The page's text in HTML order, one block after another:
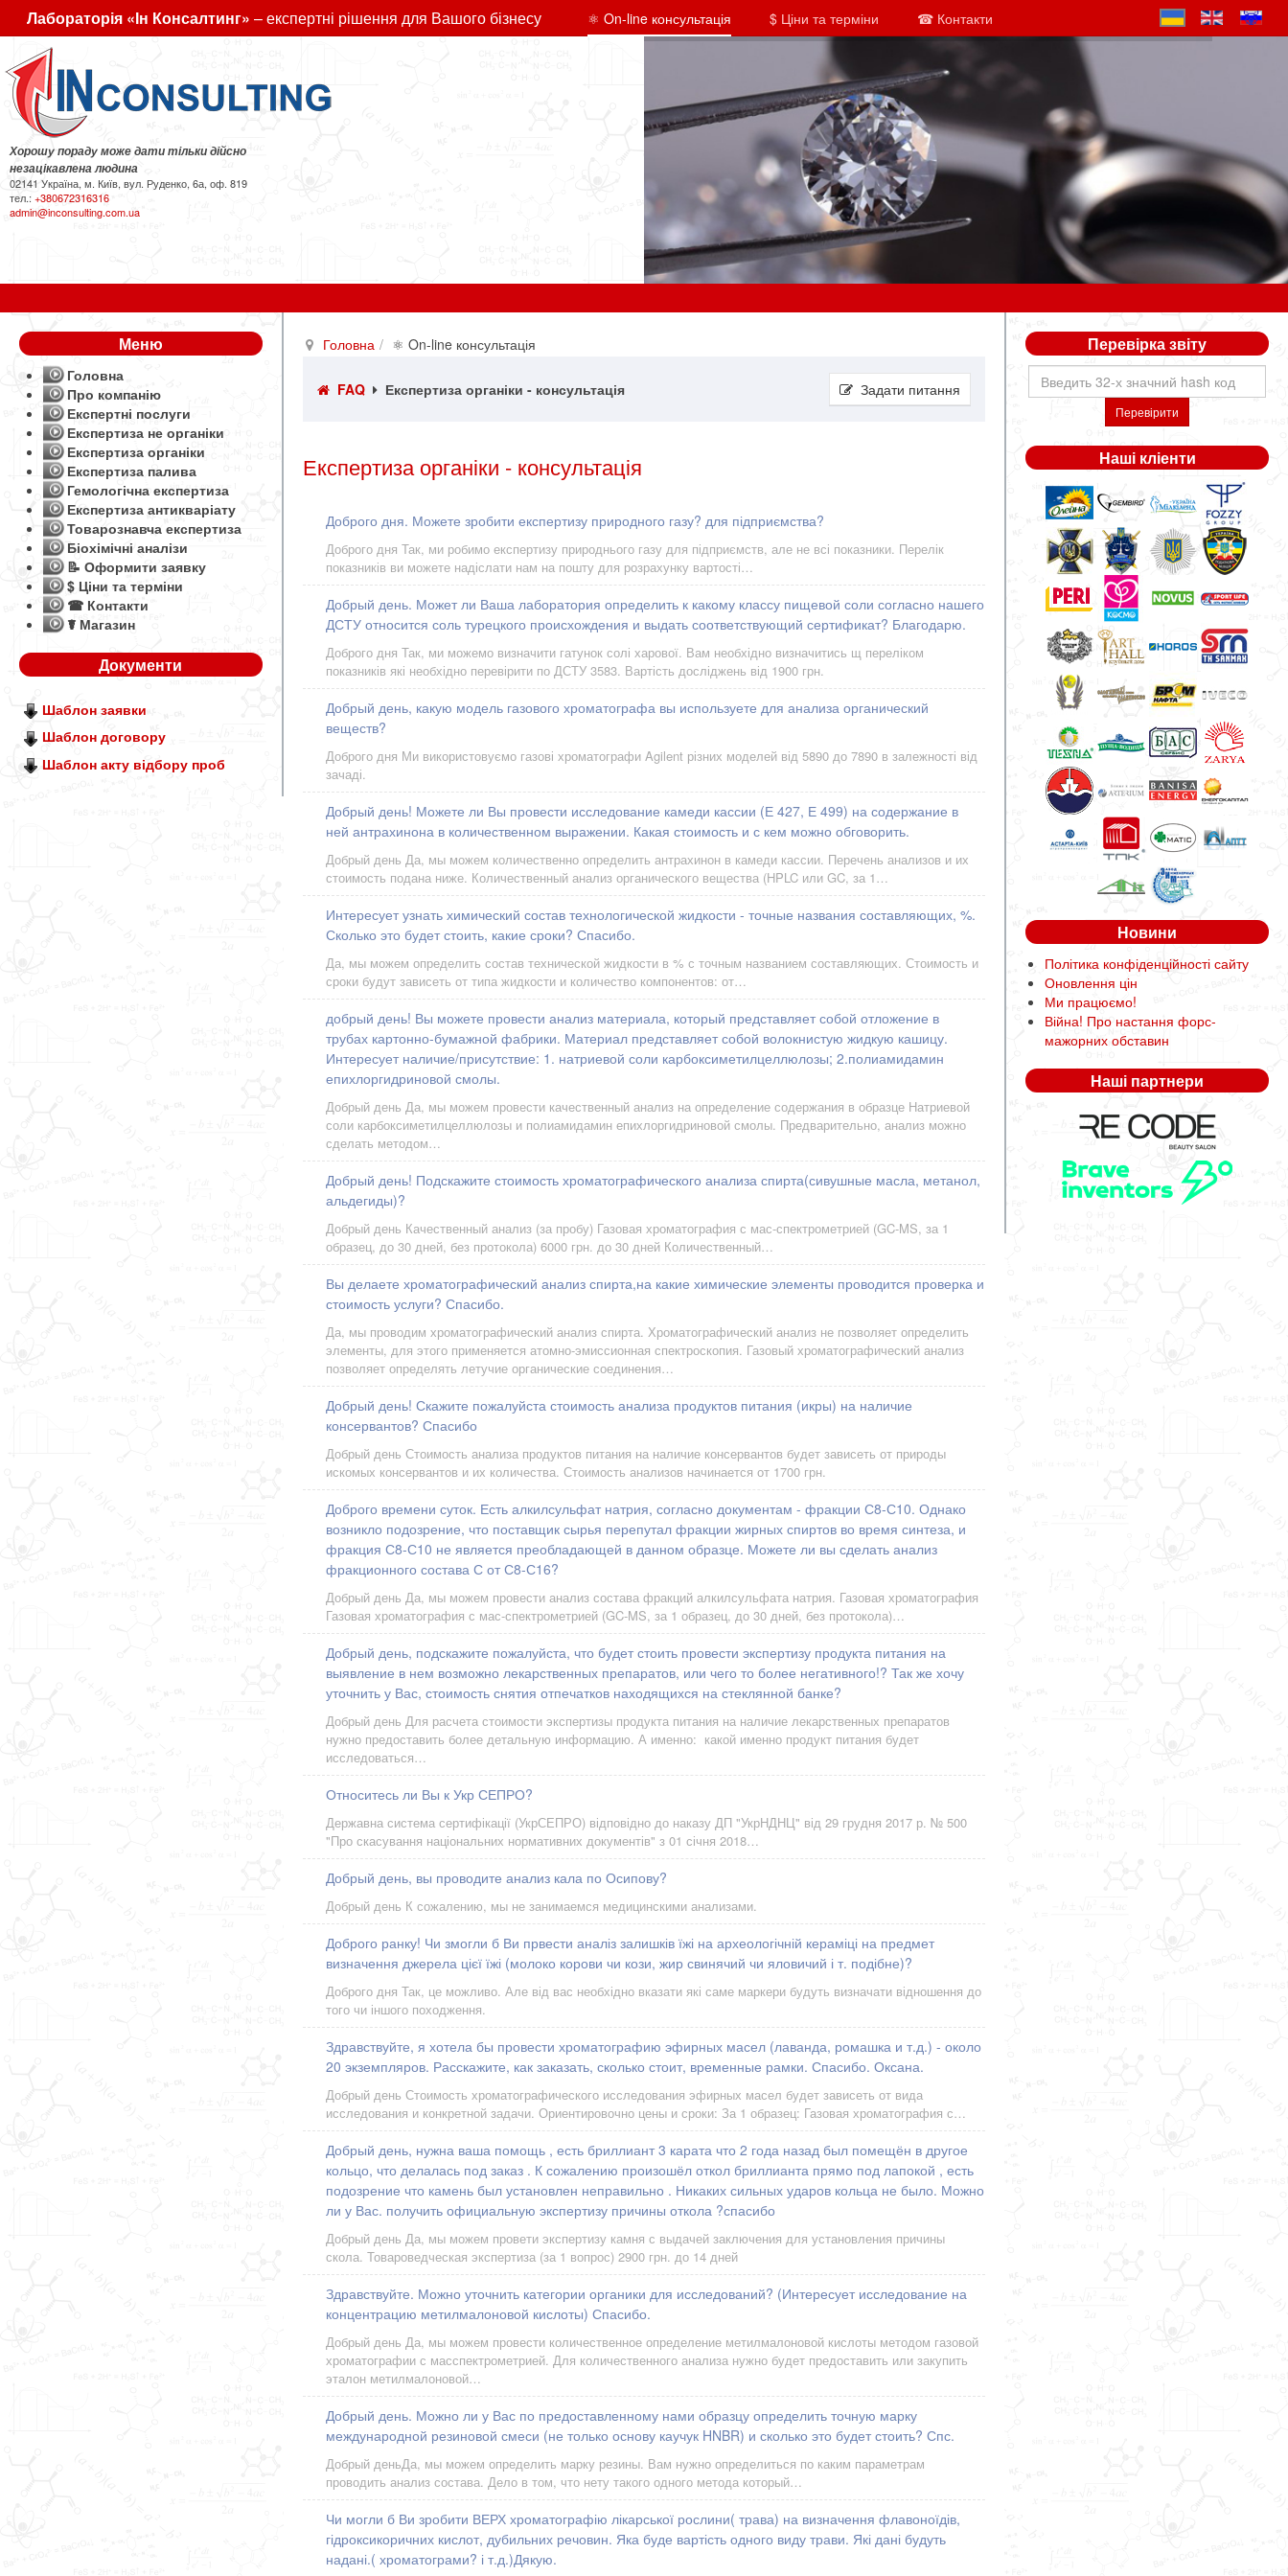
Лабораторія «Ін Консалтинг» – експертні рішення для Вашого бізнесу ⚛ On-line консультація $ Ціни та терміни ☎ Контакти
Хорошу пораду може дати тільки дійсно
незацікавлена людина
02141 Україна, м. Київ, вул. Руденко, 6а, оф. 819
тел.:+380672316316
admin@inconsulting.com.ua
Головна ⚛ On-line консультація
FAQ Експертиза органіки - консультація Задати питання
Експертиза органіки - консультація
Доброго дня. Можете зробити експертизу природного газу? для підприємства?
Доброго дня Так, ми робимо експертизу природнього газу для підприємств, але не всі показники. Перелік
показників ви можете надіслати нам на пошту для розрахунку вартості…
Добрый день. Может ли Ваша лаборатория определить к какому классу пищевой соли согласно нашего
ДСТУ относится соль турецкого происхождения и выдать соответствующий сертификат? Благодарю.
Доброго дня Так, ми можемо визначити гатунок солі харової. Вам необхідно визначитись щ переліком
показників які необхідно перевірити по ДСТУ 3583. Вартість досліджень від 1900 грн.
Добрый день, какую модель газового хроматографа вы используете для анализа органический
веществ?
Доброго дня Ми використовуємо газові хроматографи Agilent різних моделей від 5890 до 7890 в залежності від
зачаді.
Добрый день! Можете ли Вы провести исследование камеди кассии (Е 427, Е 499) на содержание в
ней антрахинона в количественном выражении. Какая стоимость и с кем можно обговорить.
Добрый день Да, мы можем количественно определить антрахинон в камеди кассии. Перечень анализов и их
стоимость подана ниже. Количественный анализ органического вещества (HPLC или GC, за 1…
Интересует узнать химический состав технологической жидкости - точные названия составляющих, %.
Сколько это будет стоить, какие сроки? Спасибо.
Да, мы можем определить состав технической жидкости в % с точным названием составляющих. Стоимость и
сроки будут зависеть от типа жидкости и количество компонентов: от…
добрый день! Вы можете провести анализ материала, который представляет собой отложение в
трубах картонно-бумажной фабрики. Материал представляет собой волокнистую жидкую кашицу.
Интересует наличие/присутствие: 1. натриевой соли карбоксиметилцеллюлозы; 2.полиамидамин
епихлоргидриновой смолы.
Добрый день Да, мы можем провести качественный анализ на определение содержания в образце Натриевой
соли карбоксиметилцеллюлозы и полиамидамин епихлоргидриновой смолы. Предварительно, анализ можно
сделать методом…
Добрый день! Подскажите стоимость хроматографического анализа спирта(сивушные масла, метанол,
альдегиды)?
Добрый день Качественный анализ (за пробу) Газовая хроматография с мас-спектрометрией (GC-MS, за 1
образец, до 30 дней, без протокола) 6000 грн. до 30 дней Количественный…
Вы делаете хроматографический анализ спирта,на какие химические элементы проводится проверка и
стоимость услуги? Спасибо.
Да, мы проводим хроматографический анализ спирта. Хроматографический анализ не позволяет определить
элементы, для этого применяется атомно-эмиссионная спектроскопия. Газовый хроматографический анализ
позволяет определять летучие органические соединения…
Добрый день! Скажите пожалуйста стоимость анализа продуктов питания (икры) на наличие
консервантов? Спасибо
Добрый день Стоимость анализа продуктов питания на наличие консервантов будет зависеть от природы
искомых консервантов и их количества. Стоимость анализов начинается от 1700 грн.
Доброго времени суток. Есть алкилсульфат натрия, согласно документам - фракции С8-С10. Однако
возникло подозрение, что поставщик сырья перепутал фракции жирных спиртов во время синтеза, и
фракция С8-С10 не является преобладающей в данном образце. Можете ли вы сделать анализ
фракционного состава С от С8-С16?
Добрый день Да, мы можем провести анализ состава фракций алкилсульфата натрия. Газовая хроматография
Газовая хроматография с мас-спектрометрией (GC-MS, за 1 образец, до 30 дней, без протокола)…
Добрый день, подскажите пожалуйста, что будет стоить провести экспертизу продукта питания на
выявление в нем возможно лекарственных препаратов, или чего то более негативного!? Так же хочу
уточнить у Вас, стоимость снятия отпечатков находящихся на стеклянной банке?
Добрый день Для расчета стоимости экспертизы продукта питания на наличие лекарственных препаратов
нужно предоставить более детальную информацию. А именно: какой именно продукт питания будет
исследоваться…
Относитесь ли Вы к Укр СЕПРО?
Державна система сертифікації (УкрСЕПРО) відповідно до наказу ДП "УкрНДНЦ" від 29 грудня 2017 р. № 500
"Про скасування національних нормативних документів" з 01 січня 2018…
Добрый день, вы проводите анализ кала по Осипову?
Добрый день К сожалению, мы не занимаемся медицинскими анализами.
Доброго ранку! Чи змогли б Ви првести аналіз залишків їжі на археологічній кераміці на предмет
визначення джерела цієї їжі (молоко корови чи кози, жир свинячий чи яловичий і т. подібне)?
Доброго дня Так, це можливо. Але від вас необхідно вказати які саме маркери будуть визначати відношення до
того чи іншого походження.
Здравствуйте, я хотела бы провести хроматографию эфирных масел (лаванда, ромашка и т.д.) - около
20 экземпляров. Расскажите, как заказать, сколько стоит, временные рамки. Спасибо. Оксана.
Добрый день Стоимость хроматографического исследования эфирных масел будет зависеть от вида
исследования и конкретной задачи. Ориентировочно цены и сроки: За 1 образец: Газовая хроматография с…
Добрый день, нужна ваша помощь , есть бриллиант 3 карата что 2 года назад был помещён в другое
кольцо, что делалась под заказ . К сожалению произошёл откол бриллианта прямо под лапокой , есть
подозрение что камень был установлен неправильно . Никаких сильных ударов кольца не было. Можно
ли у Вас. получить официальную экспертизу причины откола ?спасибо
Добрый день Да, мы можем провети экспертизу камня с выдачей заключения для установления причины
скола. Товароведческая экспертиза (за 1 вопрос) 2900 грн. до 14 дней
Здравствуйте. Можно уточнить категории органики для исследований? (Интересует исследование на
концентрацию метилмалоновой кислоты) Спасибо.
Добрый день Да, мы можем провести количественное определение метилмалоновой кислоты методом газовой
хроматографии с масспектрометрией. Для количественного анализа нужно будет предоставить или закупить
эталон метилмалоновой…
Добрый день. Можно ли у Вас по предоставленному нами образцу определить точную марку
международной резиновой смеси (не только основу каучук HNBR) и сколько это будет стоить? Спс.
Добрый деньДа, мы можем определить марку резины. Вам нужно определиться по каким параметрам
проводить анализ состава. Дело в том, что нету такого одного метода который…
Чи могли б Ви зробити ВЕРХ хроматографію лікарської рослини( трава) на визначення флавоноїдів,
гідроксикоричних кислот, дубильних речовин. Яка буде вартість одного виду трави. Які дані будуть
надані.( хроматограми? і т.д.)Дякую.
Меню
Головна
Про компанію
Експертні послуги
Експертиза не органіки
Експертиза органіки
Експертиза палива
Гемологічна експертиза
Експертиза антикваріату
Товарознавча експертиза
Біохімічні аналізи
📝 Оформити заявку
$ Ціни та терміни
☎ Контакти
☤ Магазин
Документи
Шаблон заявки
Шаблон договору
Шаблон акту відбору проб
Перевірка звіту
Перевірити
Наші кліенти
Новини
Політика конфіденційності сайту
Оновлення цін
Ми працюємо!
Війна! Про настання форс-
мажорних обставин
Наші партнери